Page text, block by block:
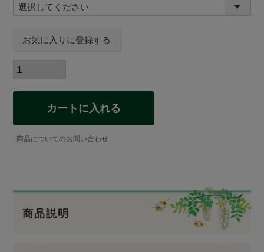
必
)
お気に入りに登録する
カートに入れる
商品についてのお問い合わせ
商品説明